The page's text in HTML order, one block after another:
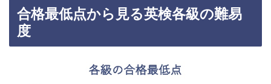
合格最低点から見る英検各級の難易
度